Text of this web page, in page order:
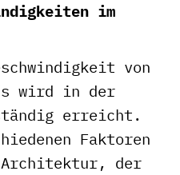
im
von
s wird in der
erreicht.
Faktoren
der